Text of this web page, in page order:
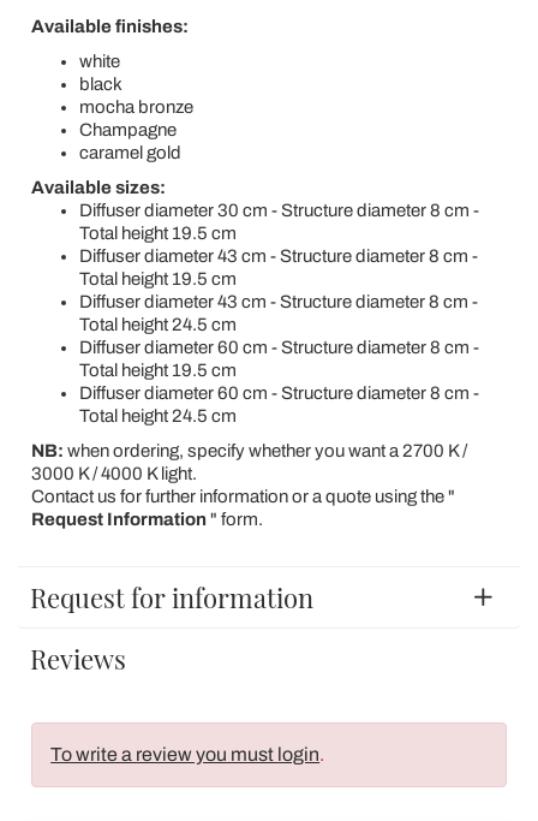
Available finishes:
white
black
mocha bronze
Champagne
caramel gold
Available sizes:
Diffuser diameter 30 cm - Structure diameter 8 cm -
Total height 19.5 cm
Diffuser diameter 43 cm - Structure diameter 8 cm -
Total height 19.5 cm
Diffuser diameter 43 cm - Structure diameter 8 cm -
Total height 24.5 cm
Diffuser diameter 60 cm - Structure diameter 8 cm -
Total height 19.5 cm
Diffuser diameter 60 cm - Structure diameter 8 cm -
Total height 24.5 cm
NB: when ordering, specify whether you want a 2700 K /
3000 K / 4000 K light.
Contact us for further information or a quote using the "
Request Information " form.
Request for information
Reviews
To write a review you must login.